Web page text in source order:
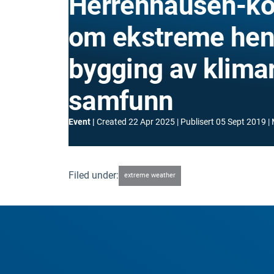
om ekstreme
bygging av
samfunn
Event Created 22 Apr 2025 Publisert 05 Sept 2019
Filed under: extreme weather